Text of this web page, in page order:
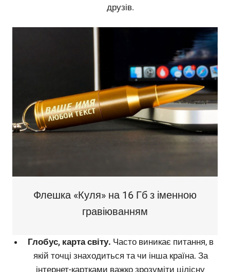
друзів.
Флешка «Куля» на 16 Гб з іменною
гравіюванням
Глобус, карта світу. Часто виникає питання, в
якій точці знаходиться та чи інша країна. За
інтернет-картками важко зрозуміти цілісну